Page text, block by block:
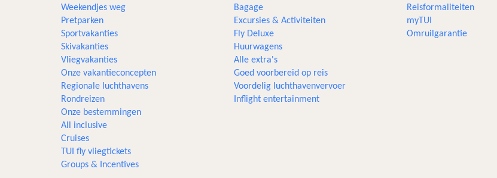
Weekendjes weg
Pretparken
Sportvakanties
Skivakanties
Vliegvakanties
Onze vakantieconcepten
Regionale luchthavens
Rondreizen
Onze bestemmingen
All inclusive
Cruises
TUI fly vliegtickets
Groups & Incentives
Bagage
Excursies & Activiteiten
Fly Deluxe
Huurwagens
Alle extra's
Goed voorbereid op reis
Voordelig luchthavenvervoer
Inflight entertainment
Reisformaliteiten
myTUI
Omruilgarantie